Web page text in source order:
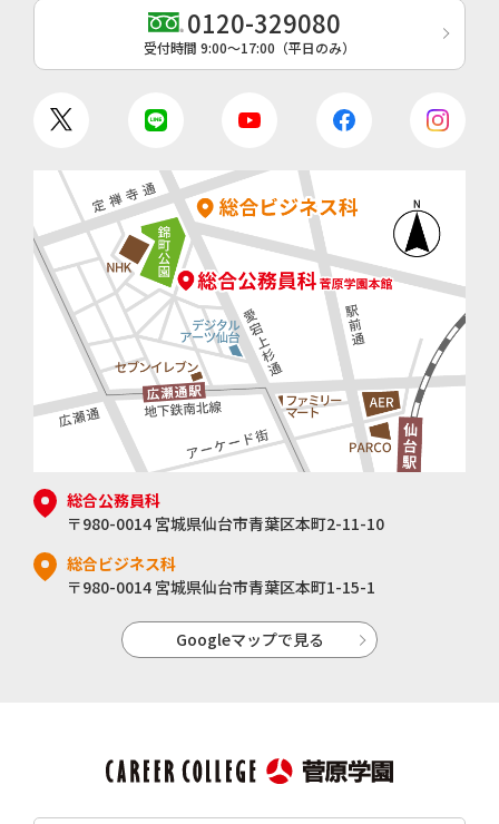
0120-329080
受付時間 9:00〜17:00（平日のみ）
総合公務員科
〒980-0014 宮城県仙台市青葉区本町2-11-10
総合ビジネス科
〒980-0014 宮城県仙台市青葉区本町1-15-1
Googleマップで見る